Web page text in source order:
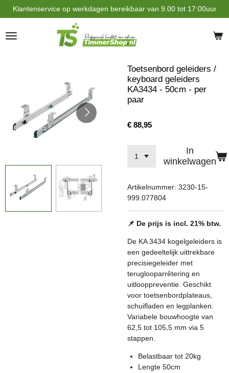
Ga
direct
naar
de
Klantenservice op werkdagen bereikbaar van 9.00 tot 17:00uur
Toetsenbord geleiders /
keyboard geleiders
KA3434 - 50cm - per
paar
€ 88,95
In
winkelwagen
Artikelnummer: 3230-15-
999.077804
📌 De prijs is incl. 21% btw.
De KA 3434 kogelgeleiders is
een gedeeltelijk uittrekbare
precisiegeleider met
teruglooparrêtering en
uitlooppreventie. Geschikt
voor toetsenbordplateaus,
schuifladen en legplanken.
Variabele bouwhoogte van
62,5 tot 105,5 mm via 5
stappen.
Belastbaar tot 20kg
Lengte 50cm